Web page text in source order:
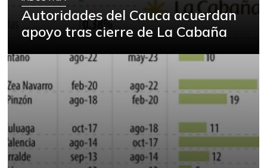
Autoridades del Cauca acuerdan
apoyo tras cierre de La Cabaña